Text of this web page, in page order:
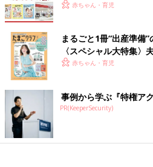
赤ちゃん・育児
まるごと1冊“出産準備”
〈スペシャル大特集〉
赤ちゃん・育児
事例から学ぶ『特権ア
PR(KeeperSecurity)